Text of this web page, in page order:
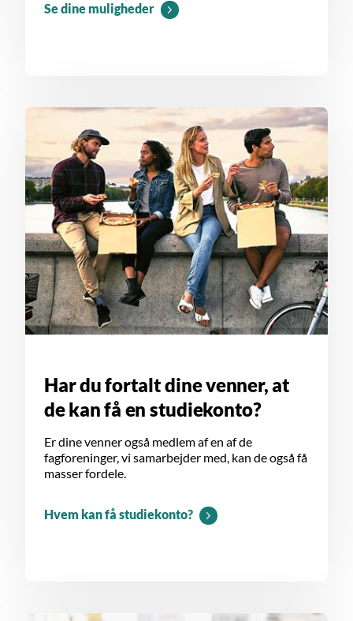
Se dine muligheder
Har du fortalt dine venner, at
de kan få en studiekonto?
Er dine venner også medlem af en af de
fagforeninger, vi samarbejder med, kan de også få
masser fordele.
Hvem kan få studiekonto?